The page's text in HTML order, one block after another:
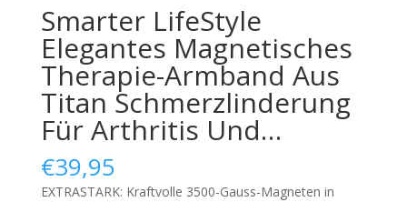
Smarter LifeStyle
Elegantes Magnetisches
Therapie-Armband Aus
Titan Schmerzlinderung
Für Arthritis Und…
€39,95
EXTRASTARK: Kraftvolle 3500-Gauss-Magneten in